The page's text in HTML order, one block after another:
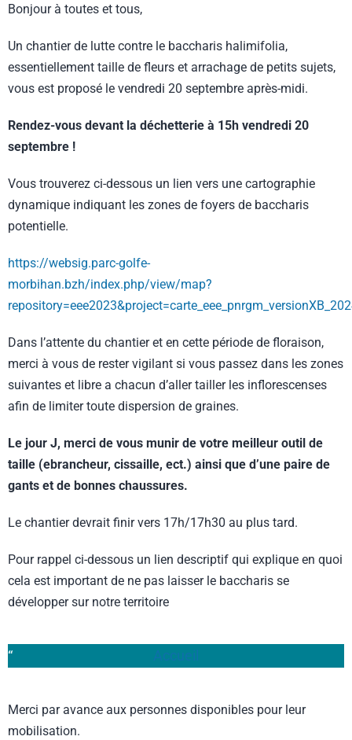
Bonjour à toutes et tous,
Un chantier de lutte contre le baccharis halimifolia,
essentiellement taille de fleurs et arrachage de petits sujets,
vous est proposé le vendredi 20 septembre après-midi.
Rendez-vous devant la déchetterie à 15h vendredi 20
septembre !
Vous trouverez ci-dessous un lien vers une cartographie
dynamique indiquant les zones de foyers de baccharis
potentielle.
https://websig.parc-golfe-
morbihan.bzh/index.php/view/map?
Dans l’attente du chantier et en cette période de floraison,
merci à vous de rester vigilant si vous passez dans les zones
suivantes et libre a chacun d’aller tailler les inflorescenses
afin de limiter toute dispersion de graines.
Le jour J, merci de vous munir de votre meilleur outil de
taille (ebrancheur, cissaille, ect.) ainsi que d’une paire de
gants et de bonnes chaussures.
Le chantier devrait finir vers 17h/17h30 au plus tard.
Pour rappel ci-dessous un lien descriptif qui explique en quoi
cela est important de ne pas laisser le baccharis se
développer sur notre territoire
Accueil
Merci par avance aux personnes disponibles pour leur
mobilisation.